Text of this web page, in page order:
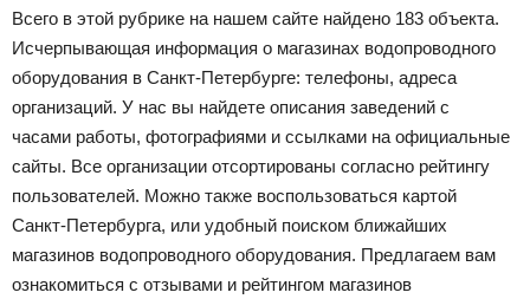
Всего в этой рубрике на нашем сайте найдено 183 объекта.
Исчерпывающая информация о магазинах водопроводного
оборудования в Санкт-Петербурге: телефоны, адреса
организаций. У нас вы найдете описания заведений с
часами работы, фотографиями и ссылками на официальные
сайты. Все организации отсортированы согласно рейтингу
пользователей. Можно также воспользоваться картой
Санкт-Петербурга, или удобный поиском ближайших
магазинов водопроводного оборудования. Предлагаем вам
ознакомиться с отзывами и рейтингом магазинов